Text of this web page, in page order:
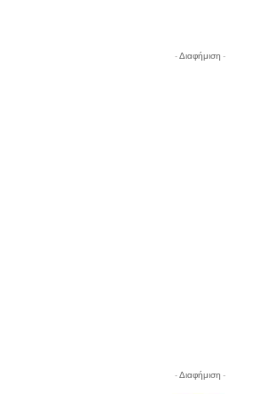
- Διαφήμιση -
- Διαφήμιση -